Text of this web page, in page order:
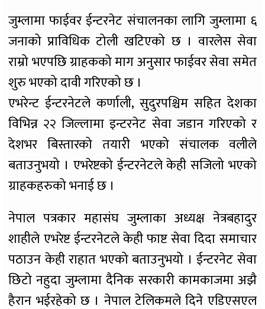
जुम्लामा फाईवर ईन्टरनेट संचालनका लागि जुम्लामा ६
जनाको प्राविधिक टोली खटिएको छ । वारलेस सेवा
राम्रो भएपछि ग्राहकको माग अनुसार फाईवर सेवा समेत
शुरु भएको दावी गरिएको छ ।
एभरेन्ट ईन्टरनेटले कर्णाली, सुदुरपश्चिम सहित देशका
विभिन्न २२ जिल्लामा इन्टरनेट सेवा जडान गरिएको र
देशभर बिस्तारको तयारी भएको संचालक वलीले
बताउनुभयो । एभरेष्टको ईन्टरनेटले केही सजिलो भएको
ग्राहकहरुको भनाई छ ।
नेपाल पत्रकार महासंघ जुम्लाका अध्यक्ष नेत्रबहादुर
शाहीले एभरेष्ट ईन्टरनेटले केही फाष्ट सेवा दिदा समाचार
पठाउन केही राहात भएको बताउनुभयो । ईन्टरनेट सेवा
छिटो नहुदा जुम्लामा दैनिक सरकारी कामकाजमा अझै
हैरान भईरहेको छ । नेपाल टेलिकमले दिने एडिएसएल